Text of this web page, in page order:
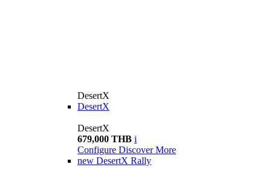
DesertX
DesertX
DesertX
679,000 THB i
Configure Discover More
new DesertX Rally